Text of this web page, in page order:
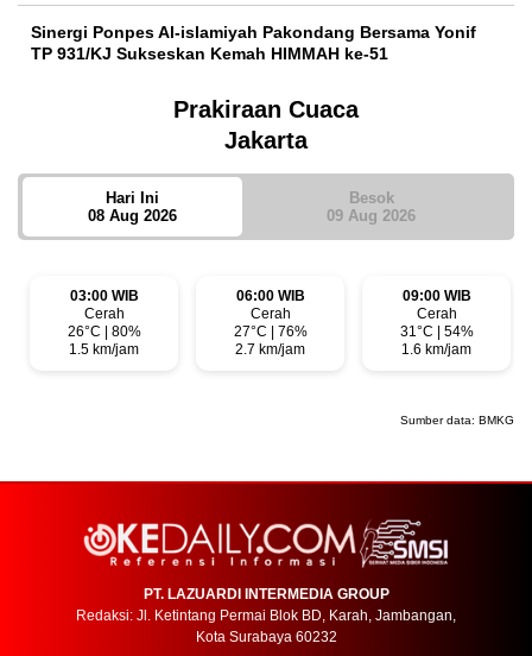
Sinergi Ponpes Al-islamiyah Pakondang Bersama Yonif
TP 931/KJ Sukseskan Kemah HIMMAH ke-51
Prakiraan Cuaca
Jakarta
Hari Ini
08 Aug 2026
Besok
09 Aug 2026
03:00 WIB
Cerah
26°C | 80%
1.5 km/jam
06:00 WIB
Cerah
27°C | 76%
2.7 km/jam
09:00 WIB
Cerah
31°C | 54%
1.6 km/jam
Sumber data: BMKG
PT. LAZUARDI INTERMEDIA GROUP
Redaksi: Jl. Ketintang Permai Blok BD, Karah, Jambangan,
Kota Surabaya 60232